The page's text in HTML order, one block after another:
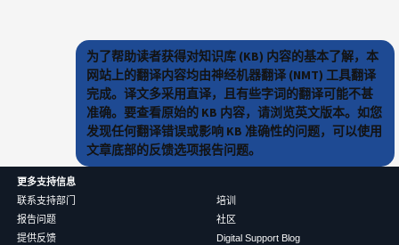
为了帮助读者获得对知识库 (KB) 内容的基本了解，本
网站上的翻译内容均由神经机器翻译 (NMT) 工具翻译
完成。译文多采用直译，且有些字词的翻译可能不甚
准确。要查看原始的 KB 内容，请浏览英文版本。如您
发现任何翻译错误或影响 KB 准确性的问题，可以使用
文章底部的反馈选项报告问题。
更多支持信息
联系支持部门
报告问题
提供反馈
培训
社区
Digital Support Blog